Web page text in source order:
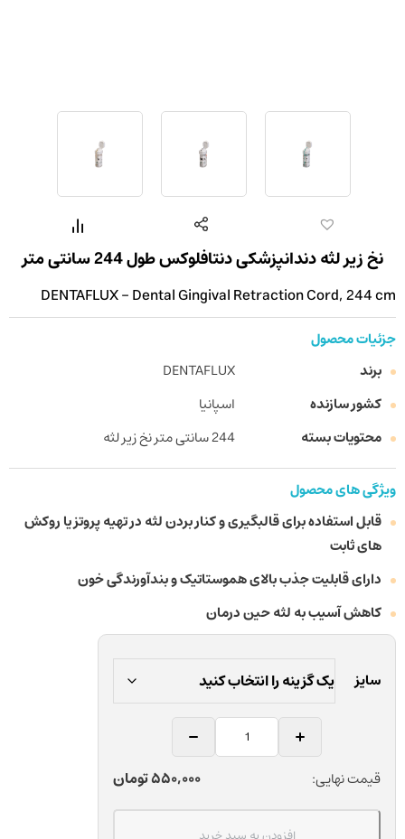
نخ زیر لثه دندانپزشکی دنتافلوکس طول 244 سانتی متر
DENTAFLUX - Dental Gingival Retraction Cord, 244 cm
جزئیات محصول
برند
DENTAFLUX
کشور سازنده
اسپانیا
محتویات بسته
244 سانتی متر نخ زیر لثه
ویژگی های محصول
قابل استفاده برای قالبگیری و کنار بردن لثه در تهیه پروتز یا روکش
های ثابت
دارای قابلیت جذب بالای هموستاتیک و بندآورندگی خون
کاهش آسیب به لثه حین درمان
سایز
زیر
قیمت نهایی: 550,000تومان